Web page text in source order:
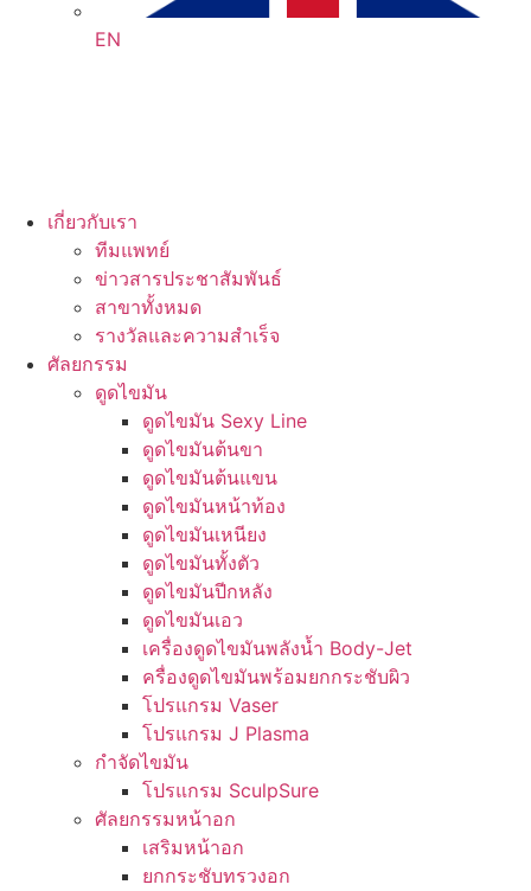
EN
เกี่ยวกับเรา
ทีมแพทย์
ข่าวสารประชาสัมพันธ์
สาขาทั้งหมด
รางวัลและความสำเร็จ
ศัลยกรรม
ดูดไขมัน
ดูดไขมัน Sexy Line
ดูดไขมันต้นขา
ดูดไขมันต้นแขน
ดูดไขมันหน้าท้อง
ดูดไขมันเหนียง
ดูดไขมันทั้งตัว
ดูดไขมันปีกหลัง
ดูดไขมันเอว
เครื่องดูดไขมันพลังน้ำ Body-Jet
ครื่องดูดไขมันพร้อมยกกระชับผิว
โปรแกรม Vaser
โปรแกรม J Plasma
กำจัดไขมัน
โปรแกรม SculpSure
ศัลยกรรมหน้าอก
เสริมหน้าอก
ยกกระชับทรวงอก